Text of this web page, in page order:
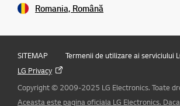
Romania, Română
SITEMAP Termenii de utilizare ai serviciului
LG Privacy
Copyright © 2009-2025 LG Electronics. Toate
Aceasta este pagina oficiala LG Electronics.